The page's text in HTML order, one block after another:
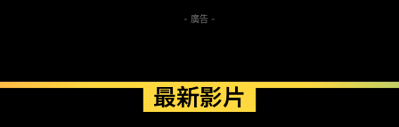
- 廣告 -
最新影片